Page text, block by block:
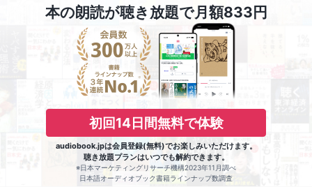
本の朗読が聴き放題で月額833円
初回14日間無料で体験
audiobook.jpは会員登録(無料)でお楽しみいただけます。
聴き放題プランはいつでも解約できます。
※日本マーケティングリサーチ機構2023年11月調べ
日本語オーディオブック書籍ラインナップ数調査